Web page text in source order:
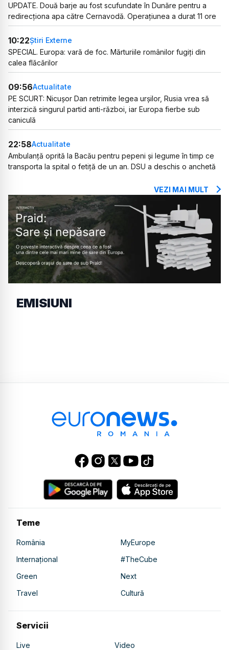
UPDATE. Două barje au fost scufundate în Dunăre pentru a
redirecționa apa către Cernavodă. Operațiunea a durat 11 ore
10:22Știri Externe
SPECIAL. Europa: vară de foc. Mărturiile românilor fugiți din
calea flăcărilor
09:56Actualitate
PE SCURT: Nicușor Dan retrimite legea urșilor, Rusia vrea să
interzică singurul partid anti-război, iar Europa fierbe sub
caniculă
22:58Actualitate
Ambulanță oprită la Bacău pentru pepeni și legume în timp ce
transporta la spital o fetiță de un an. DSU a deschis o anchetă
VEZI MAI MULT
EMISIUNI
Teme
România
MyEurope
Internațional
#TheCube
Green
Next
Travel
Cultură
Servicii
Live Video